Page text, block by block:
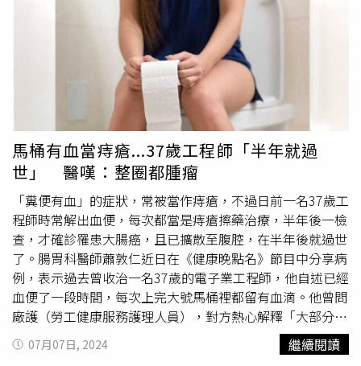
參加肺癌篩檢之民眾，皆可至肺癌篩檢合約醫院進行篩檢諮
詢及預約排檢。目前全國已有194家合約醫院，遍及全國22
縣市，民眾可就近進行篩檢。備註：包-年：平均每天吸菸
包數＊吸菸年數。（例如每天1包，共吸菸30年，或每天1.5
包菸，共吸菸20年，皆為30包-年）
是腫瘤阻塞腸道的表現。陳榮堅進一步指出，體重減輕和容
易疲勞也是潛在症狀，應作為輔助參考，因此當民眾出現上
述症狀時，必須高度警覺。他建議民眾，無論有無症狀，應
在50歲時進行第一次大腸鏡檢查；若有家族病史，則在40
歲後應將大腸鏡納入定期健檢項目。衛福部也在官網公告，
有鑑於大腸癌的發生有近9成為50歲以上的族群，國民健康
署提供年滿50歲至未滿75歲之民眾，補助每2年1次
疫法糞便潛血檢查。科學實證研究顯示，定期接受篩檢，可
減少29%晚期大腸癌發生率，及有效降低35％大腸癌死亡
率。衛福部也提醒，大腸癌的風險因子包含肥胖、缺乏運
動、抽菸以及大腸直腸癌家族史等，根據國際癌症研究總署
指出，每天攝取超過50克的加工肉品或100克的紅肉（豬
肉、羊肉、牛肉），則會增加17%罹患大腸癌的風險；世界
衛生組織則指出，21%-25%的大腸癌可歸因於身體活動不
足，因此衛福部呼籲民眾，多攝取蔬菜水果，減少紅肉及加
工肉（煙燻、鹽漬或亞硝酸鹽加工）。
馬桶有血當痔瘡...37歲工程師「半年就過
世」 醫嘆：整圈都腫瘤
「糞便有血」的症狀，常被當作痔瘡，不過日前一名37歲工
程師時常解出血便，每次都當是痔瘡擦藥治療，半年後一檢
查，才確診罹患大腸癌，且已擴散至腹腔，在半年後就過世
了。腸胃科醫師蕭敦仁近日在《健康晚點名》節目中分享病
例，表示過去曾收治一名37歲的電子業工程師，他自述已經
血便了一段時間，每次上完大號馬桶裡都留有血滴。他曾問
廠護（勞工健康服務護理人員），對方熱心解釋「大部分是
痔瘡」，建議他先以藥膏治療，詭異的是怎麼擦都擦不好。
蕭醫師表示，這樣的狀況持續了大半年，男子終於到醫院照
07月07日, 2024 繼續閱讀